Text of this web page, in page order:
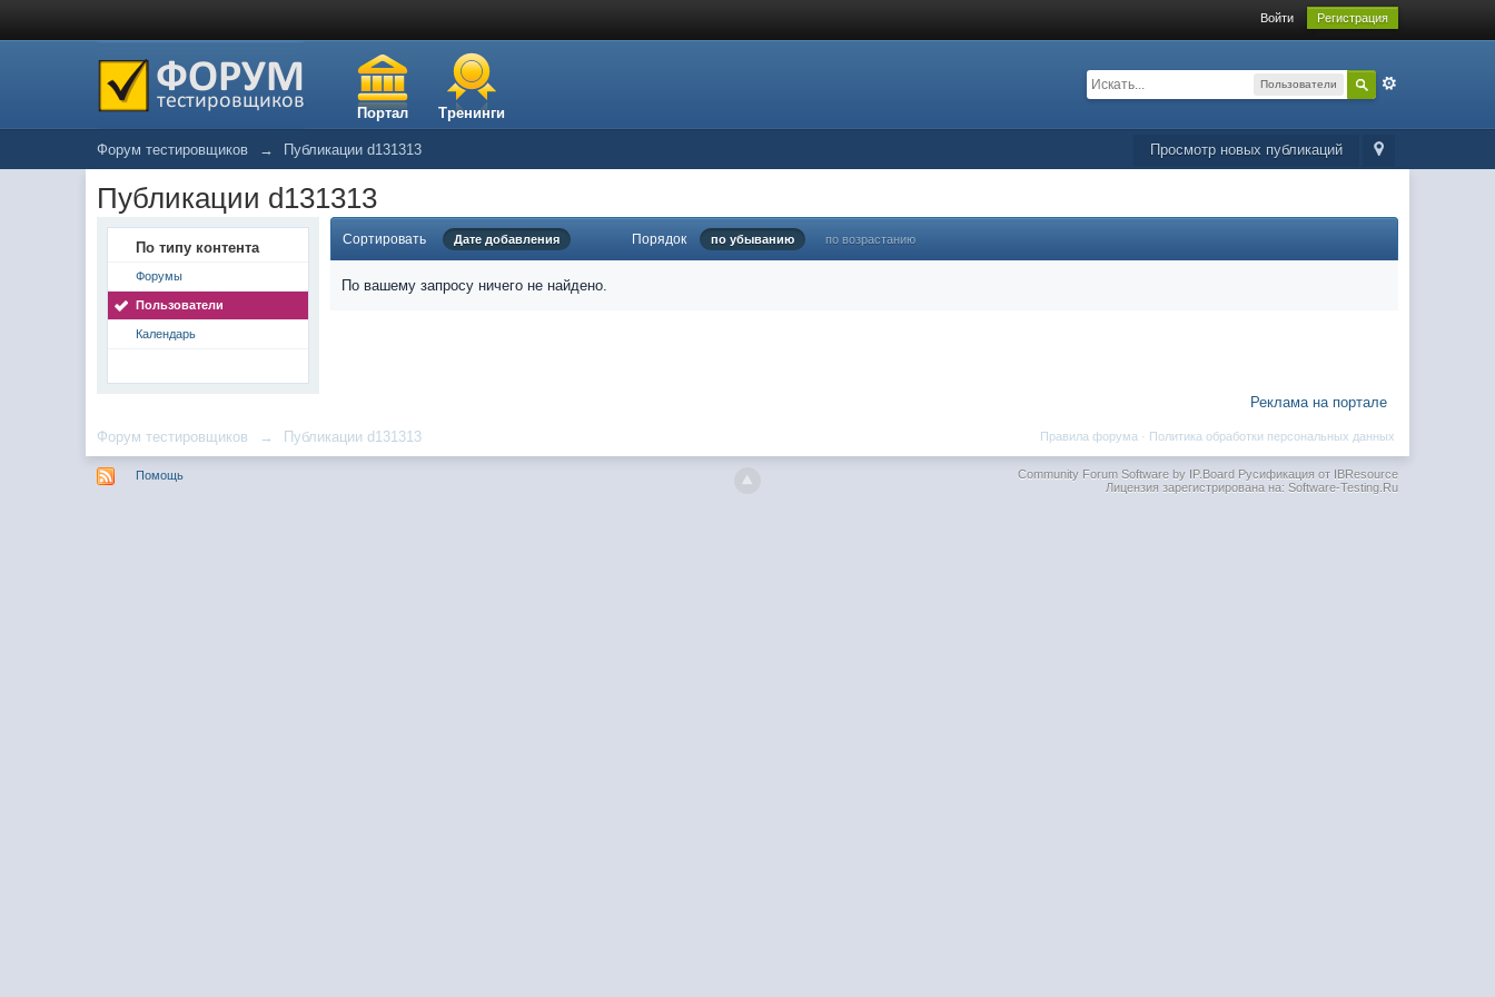
Войти Регистрация
Портал Тренинги
Пользователи
Просмотр новых публикаций
Форум тестировщиков → Публикации d131313
Публикации d131313
По типу контента
Форумы
Пользователи
Календарь
Сортировать Дате добавления Порядок по убыванию по возрастанию
По вашему запросу ничего не найдено.
Реклама на портале
Форум тестировщиков → Публикации d131313 Политика обработки персональных данных
Правила форума ·
Помощь Community Forum Software by IP.BoardРусификация от IBResource
Лицензия зарегистрирована на: Software-Testing.Ru